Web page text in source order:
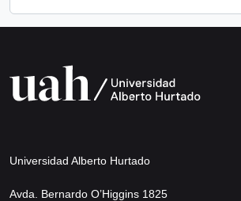
Universidad Alberto Hurtado
Avda. Bernardo O’Higgins 1825